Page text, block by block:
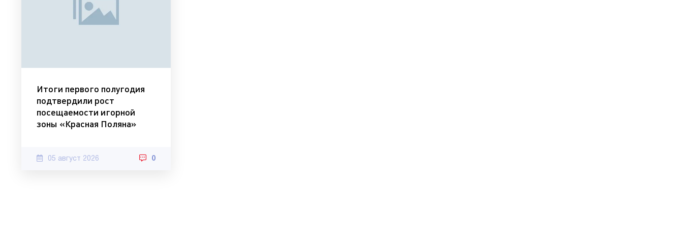
Итоги первого полугодия
подтвердили рост
посещаемости игорной
зоны «Красная Поляна»
05 август 2026 0